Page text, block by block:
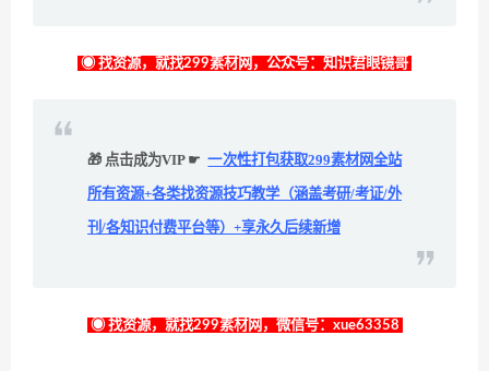
◉ 找资源，就找299素材网，公众号：知识君眼镜哥
🎁 点击成为VIP ☛ 一次性打包获取299素材网全站
所有资源+各类找资源技巧教学（涵盖考研/考证/外
刊/各知识付费平台等）+享永久后续新增
◉ 找资源，就找299素材网，微信号：xue63358